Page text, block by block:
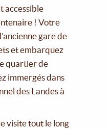
accessible
! Votre
gare de
et embarquez
quartier de
immergés dans
des Landes à
visite tout le long